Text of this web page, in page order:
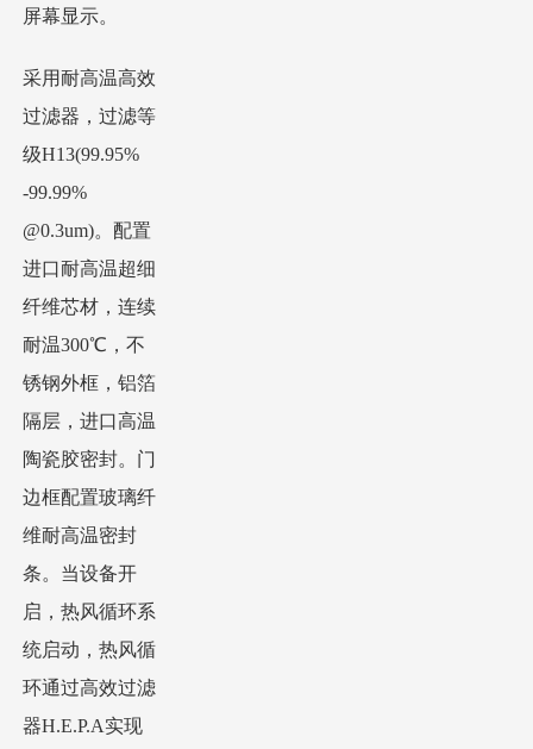
屏幕显示。
采用耐高温高效
过滤器，过滤等
级H13(99.95%
-99.99%
@0.3um)。配置
进口耐高温超细
纤维芯材，连续
耐温300℃，不
锈钢外框，铝箔
隔层，进口高温
陶瓷胶密封。门
边框配置玻璃纤
维耐高温密封
条。当设备开
启，热风循环系
统启动，热风循
环通过高效过滤
器H.E.P.A实现